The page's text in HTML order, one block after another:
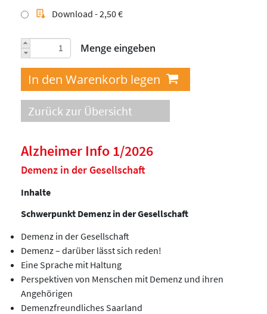
Download - 2,50 €
Menge eingeben
Zurück zur Übersicht
Alzheimer Info 1/2026
Demenz in der Gesellschaft
Inhalte
Schwerpunkt Demenz in der Gesellschaft
Demenz in der Gesellschaft
Demenz – darüber lässt sich reden!
Eine Sprache mit Haltung
Perspektiven von Menschen mit Demenz und ihren
Angehörigen
Demenzfreundliches Saarland